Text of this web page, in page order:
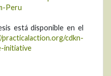
Peru
está disponible en el
cdkn-
initiative